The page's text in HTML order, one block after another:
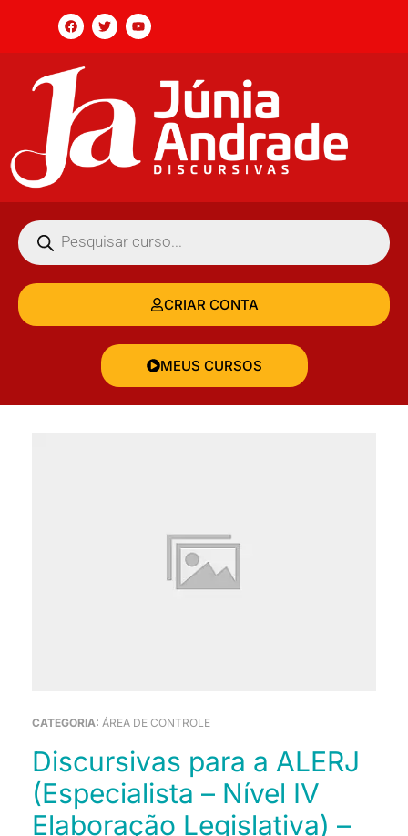
CRIAR CONTA
MEUS CURSOS
CATEGORIA: ÁREA DE CONTROLE
Discursivas para a ALERJ
(Especialista – Nível IV
Elaboração Legislativa) –